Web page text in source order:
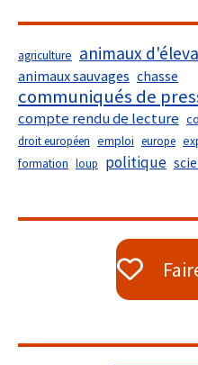
agriculture animaux
animaux sauvages chasse
communiqués de
compte rendu de lecture
droit européen emploi europe
formation loup politique